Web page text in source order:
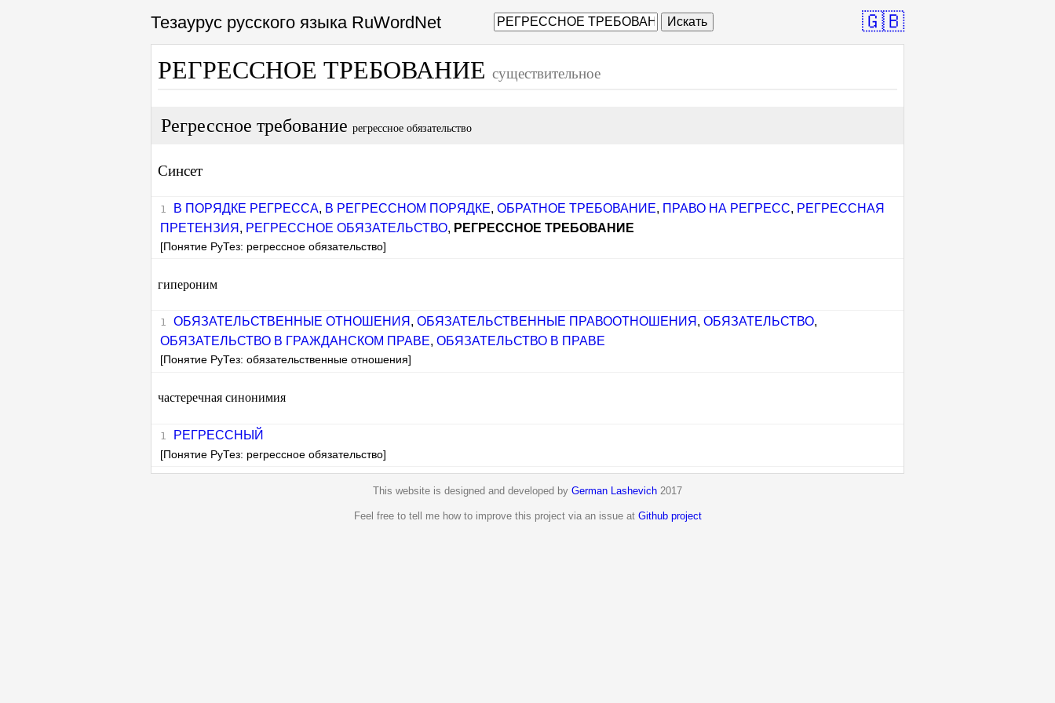
Тезаурус русского языка RuWordNet Искать 🇬🇧
РЕГРЕССНОЕ ТРЕБОВАНИЕ существительное
Регрессное требование регрессное обязательство
Синсет
В ПОРЯДКЕ РЕГРЕССА, В РЕГРЕССНОМ ПОРЯДКЕ, ОБРАТНОЕ ТРЕБОВАНИЕ, ПРАВО НА РЕГРЕСС, РЕГРЕССНАЯ
ПРЕТЕНЗИЯ , РЕГРЕССНОЕ ОБЯЗАТЕЛЬСТВО, РЕГРЕССНОЕ ТРЕБОВАНИЕ
[Понятие РуТез: регрессное обязательство]
гипероним
ОБЯЗАТЕЛЬСТВЕННЫЕ ОТНОШЕНИЯ , ОБЯЗАТЕЛЬСТВЕННЫЕ ПРАВООТНОШЕНИЯ , ОБЯЗАТЕЛЬСТВО,
ОБЯЗАТЕЛЬСТВО В ГРАЖДАНСКОМ ПРАВЕ,ОБЯЗАТЕЛЬСТВО В ПРАВЕ
[Понятие РуТез: обязательственные отношения]
частеречная синонимия
РЕГРЕССНЫЙ
[Понятие РуТез: регрессное обязательство]
This website is designed and developed by German Lashevich 2017
Feel free to tell me how to improve this project via an issue at Github project